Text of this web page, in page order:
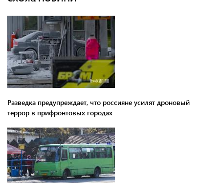
Разведка предупреждает, что россияне усилят дроновый
террор в прифронтовых городах